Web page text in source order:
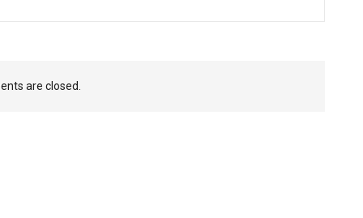
are closed.